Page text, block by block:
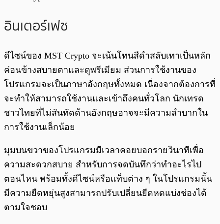
อินเตอร์เฟซ
ดีไซน์ของ MST Crypto จะเน้นโทนสีดำสลับเทาเป็นหลัก
ค่อนข้างสบายตาและดูพรีเมียม ส่วนการใช้งานของ
โปรแกรมจะเป็นภาษาอังกฤษทั้งหมด เนื่องจากต้องการที่
จะทำให้สามารถใช้งานและเข้าถึงคนทั่วโลก นักเทรด
ชาวไทยที่ไม่สันทัดด้านอังกฤษอาจจะมีความลำบากใน
การใช้งานเล็กน้อย
มุมบนขวาของโปรแกรมมีเวลาคอยบอกรายวินาทีเพื่อ
ความสะดวกสบาย สำหรับการจดบันทึกว่าทำอะไรไป
ตอนไหน พร้อมทั้งดีไซน์หรือแท็บต่าง ๆ ในโปรแกรมนั้น
มีความยืดหยุ่นสูงสามารถปรับเปลี่ยนยืดหดแบ่งช่องได้
ตามใจชอบ